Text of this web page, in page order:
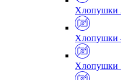
Хлопушки
Хлопушки
Хлопушки